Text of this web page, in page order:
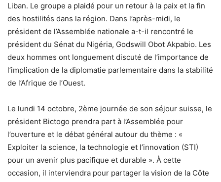
Liban. Le groupe a plaidé pour un retour à la paix et la fin
des hostilités dans la région. Dans l’après-midi, le
président de l’Assemblée nationale a-t-il rencontré le
président du Sénat du Nigéria, Godswill Obot Akpabio. Les
deux hommes ont longuement discuté de l’importance de
l’implication de la diplomatie parlementaire dans la stabilité
de l’Afrique de l’Ouest.
Le lundi 14 octobre, 2ème journée de son séjour suisse, le
président Bictogo prendra part à l’Assemblée pour
l’ouverture et le débat général autour du thème : «
Exploiter la science, la technologie et l’innovation (STI)
pour un avenir plus pacifique et durable ». À cette
occasion, il interviendra pour partager la vision de la Côte